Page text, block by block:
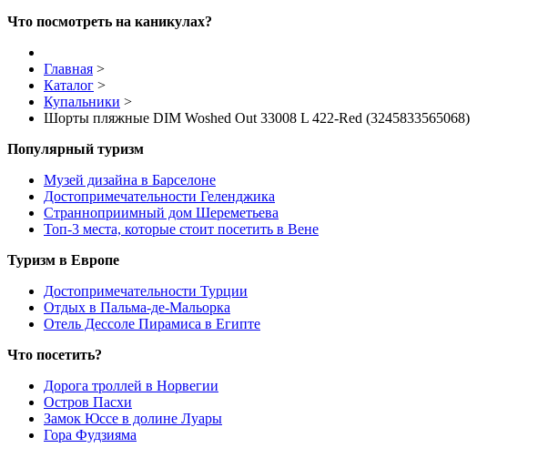
Что посмотреть на каникулах?
Главная >
Каталог >
Купальники >
Шорты пляжные DIM Woshed Out 33008 L 422-Red (3245833565068)
Популярный туризм
Музей дизайна в Барселоне
Достопримечательности Геленджика
Странноприимный дом Шереметьева
Топ-3 места, которые стоит посетить в Вене
Туризм в Европе
Достопримечательности Турции
Отдых в Пальма-де-Мальорка
Отель Дессоле Пирамиса в Египте
Что посетить?
Дорога троллей в Норвегии
Остров Пасхи
Замок Юссе в долине Луары
Гора Фудзияма